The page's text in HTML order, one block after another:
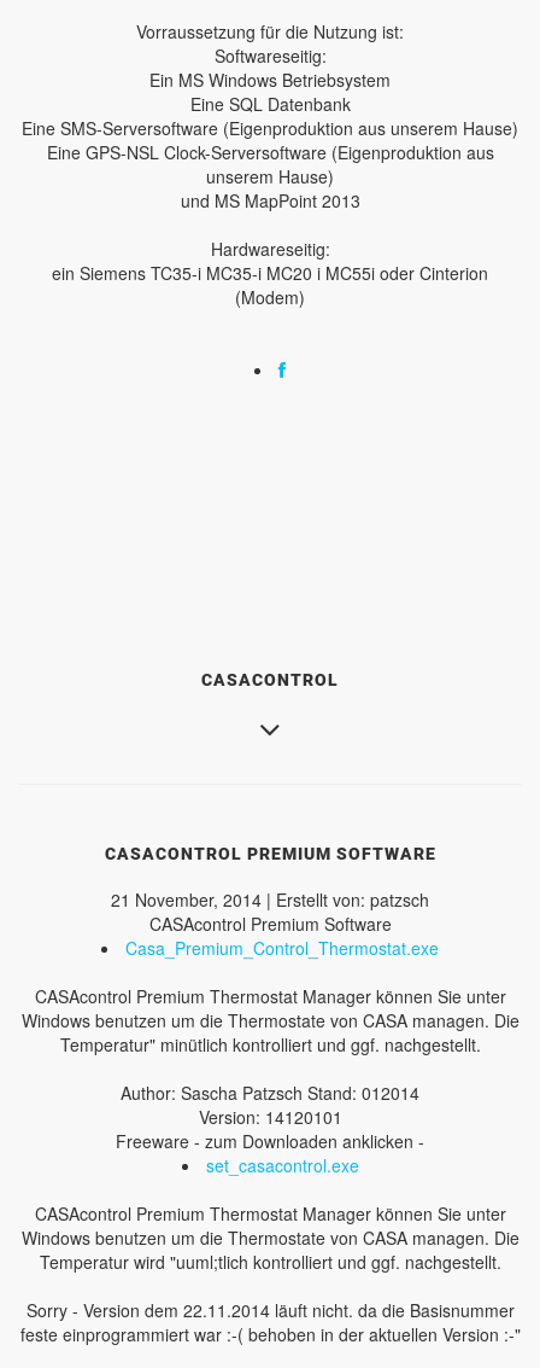
Vorraussetzung für die Nutzung ist:
Softwareseitig:
Ein MS Windows Betriebsystem
Eine SQL Datenbank
Eine SMS-Serversoftware (Eigenproduktion aus unserem Hause)
Eine GPS-NSL Clock-Serversoftware (Eigenproduktion aus
unserem Hause)
und MS MapPoint 2013
Hardwareseitig:
ein Siemens TC35-i MC35-i MC20 i MC55i oder Cinterion
(Modem)
CASACONTROL
CASACONTROL PREMIUM SOFTWARE
21 November, 2014 | Erstellt von: patzsch
CASAcontrol Premium Software
Casa_Premium_Control_Thermostat.exe
CASAcontrol Premium Thermostat Manager können Sie unter
Windows benutzen um die Thermostate von CASA managen. Die
Temperatur" minütlich kontrolliert und ggf. nachgestellt.
Author: Sascha Patzsch Stand: 012014
Version: 14120101
Freeware - zum Downloaden anklicken -
set_casacontrol.exe
CASAcontrol Premium Thermostat Manager können Sie unter
Windows benutzen um die Thermostate von CASA managen. Die
Temperatur wird "uuml;tlich kontrolliert und ggf. nachgestellt.
Sorry - Version dem 22.11.2014 läuft nicht. da die Basisnummer
feste einprogrammiert war :-( behoben in der aktuellen Version :-"